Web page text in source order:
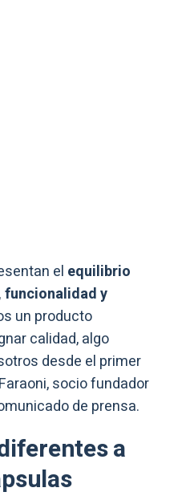
el equilibrio
y
un producto
calidad, algo
desde el primer
socio fundador
de prensa.
a